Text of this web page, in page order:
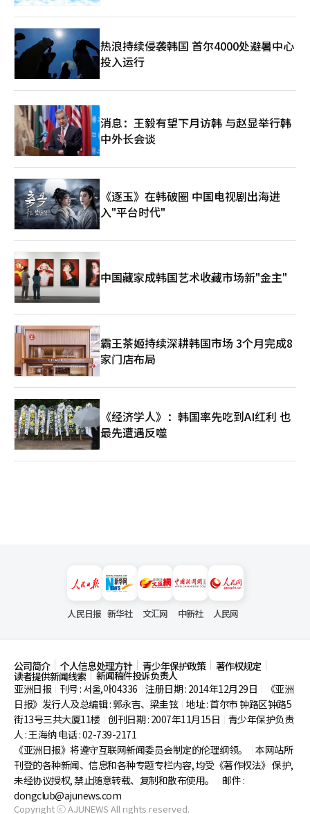
热浪持续侵袭韩国 首尔4000处避暑中心
投入运行
消息：王毅有望下月访韩 与赵显举行韩
中外长会谈
《逐玉》在韩破圈 中国电视剧出海进
入"平台时代"
中国藏家成韩国艺术收藏市场新"金主"
霸王茶姬持续深耕韩国市场 3个月完成8
家门店布局
《经济学人》：韩国率先吃到AI红利 也
最先遭遇反噬
人民日报 新华社 文汇网 中新社 人民网
公司简介 个人信息处理方针 青少年保护政策 著作权规定
读者提供新闻线索
新闻稿件投诉负责人
亚洲日报
刊号 : 서울,아04336 注册日期 : 2014年12月29日
《亚洲
日报》发行人及总编辑 : 郭永吉、梁圭铉 地址 : 首尔市钟路区钟路5
街13号三共大厦11楼 创刊日期 : 2007年11月15日
青少年保护负责
人 : 王海纳 电话 : 02-739-2171
《亚洲日报》将遵守互联网新闻委员会制定的伦理纲领。
本网站所
刊登的各种新闻、信息和各种专题专栏内容, 均受《著作权法》 保护,
未经协议授权, 禁止随意转载、复制和散布使用。
邮件 :
dongclub@ajunews.com
Copyright ⓒ AJUNEWS All rights reserved.